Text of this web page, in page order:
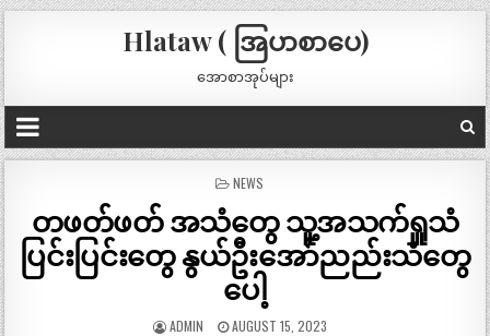
Hlataw ( အြပာစာပေ)
အောစာအုပ်များ
POSTED
NEWS
တဖတ်ဖတ် အသံတွေ သူ့အသက်ရှူသံ
ပြင်းပြင်းတွေ နွယ်ဦးအော်ညည်းသံတွေ
ပေါ့
ADMIN AUGUST 15, 2023